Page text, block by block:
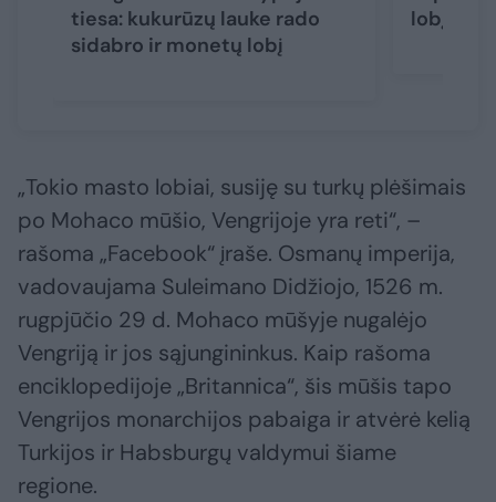
tiesa: kukurūzų lauke rado
sidabro ir monetų lobį
lobį
„Tokio masto lobiai, susiję su turkų plėšimais
po Mohaco mūšio, Vengrijoje yra reti“, –
rašoma „Facebook“ įraše. Osmanų imperija,
vadovaujama Suleimano Didžiojo, 1526 m.
rugpjūčio 29 d. Mohaco mūšyje nugalėjo
Vengriją ir jos sąjungininkus. Kaip rašoma
enciklopedijoje „Britannica“, šis mūšis tapo
Vengrijos monarchijos pabaiga ir atvėrė kelią
Turkijos ir Habsburgų valdymui šiame
regione.